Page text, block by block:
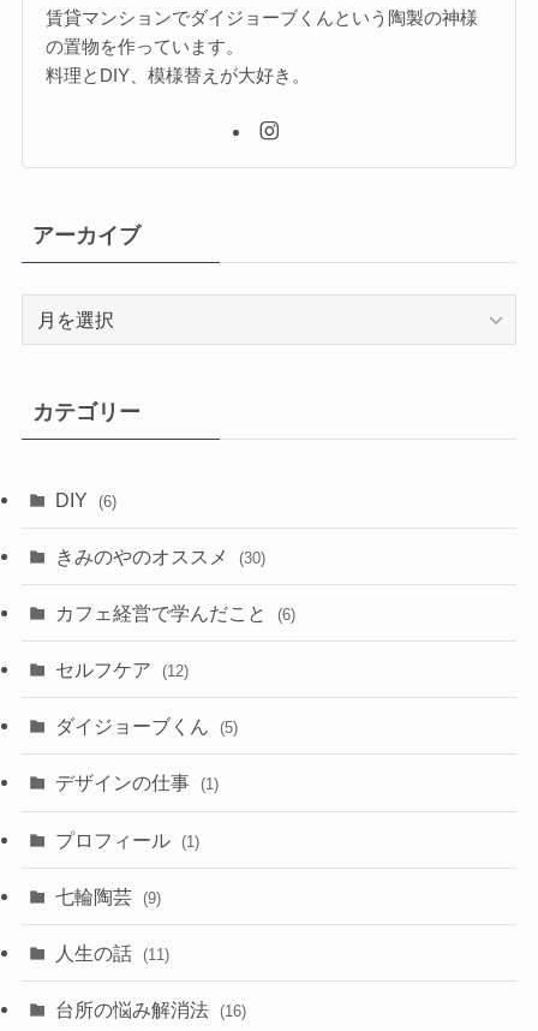
賃貸マンションでダイジョーブくんという陶製の神様
の置物を作っています。
料理とDIY、模様替えが大好き。
アーカイブ
ブ
カテゴリー
DIY (6)
きみのやのオススメ (30)
カフェ経営で学んだこと (6)
セルフケア (12)
ダイジョーブくん (5)
デザインの仕事 (1)
プロフィール (1)
七輪陶芸 (9)
人生の話 (11)
台所の悩み解消法 (16)